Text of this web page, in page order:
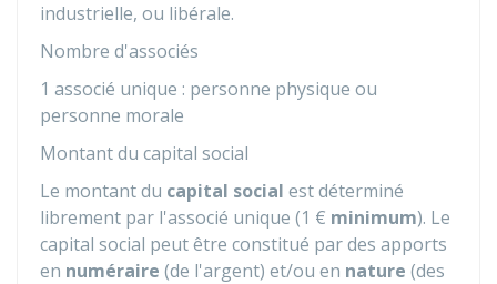
industrielle, ou libérale.
Nombre d'associés
1 associé unique : personne physique ou
personne morale
Montant du capital social
Le montant du capital social est déterminé
librement par l'associé unique (1 € minimum). Le
capital social peut être constitué par des apports
en numéraire (de l'argent) et/ou en nature (des